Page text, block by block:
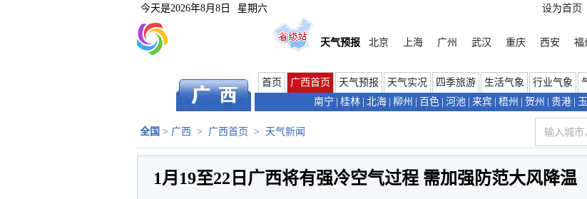
今天是2026年8月8日 星期六 设为首页
天气预报
北京 上海 广州 武汉 重庆 西安 福
首页 广西首页 天气预报 天气实况 四季旅游 生活气象 行业气象
南宁
桂林 北海 柳州 百色 河池 来宾 梧州 贺州 贵港
全国 > 广西 > 广西首页 > 天气新闻
1月19至22日广西将有强冷空气过程 需加强防范大风降温